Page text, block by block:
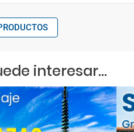
interesar...